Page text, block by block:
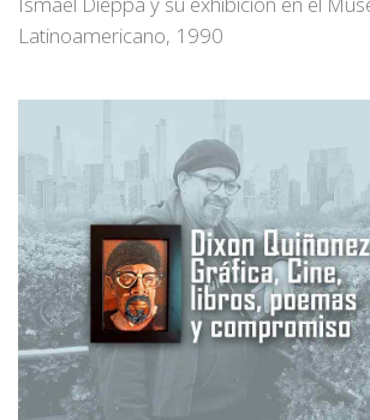
Latinoamericano, 1990